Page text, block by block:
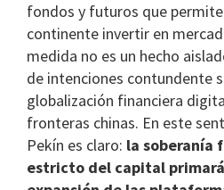
fondos y futuros que
continente invertir en
medida no es un hecho
de intenciones contundente
globalización financiera
fronteras chinas. En este
Pekín es claro: la soberanía
estricto del capital